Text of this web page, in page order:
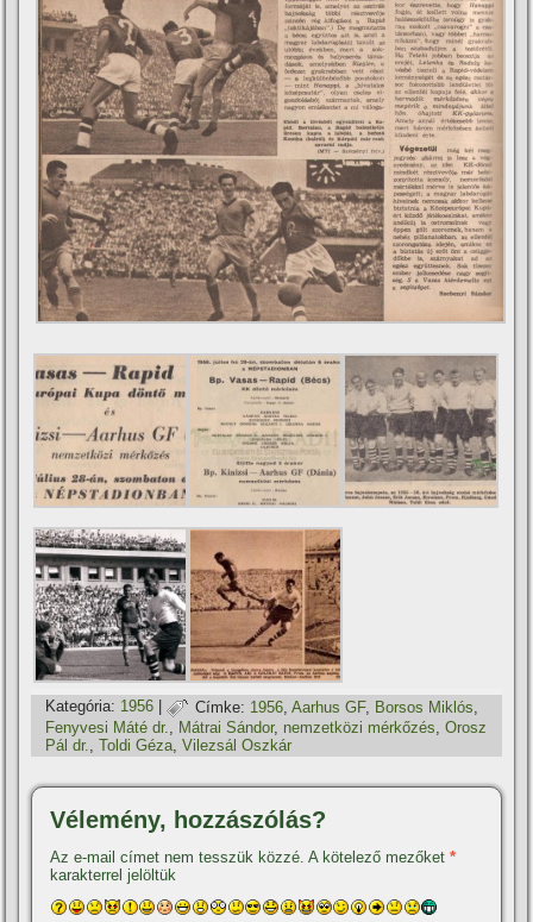
Kategória: 1956 | Címke: 1956 ,Aarhus GF, Borsos Miklós
Fenyvesi Máté dr., Mátrai Sándor, nemzetközi mérkőzés,Orosz
Pál dr.,Toldi Géza,Vilezsál Oszkár
Vélemény, hozzászólás?
Az e-mail címet nem tesszük közzé. A kötelező mezőket*
karakterrel jelöltük